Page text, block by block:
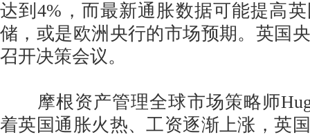
达到4%，而最新通胀数据可能提高
储，或是欧洲央行的市场预期。英国
召开决策会议。
摩根资产管理全球市场策略师
着英国通胀火热、工资逐渐上涨，英